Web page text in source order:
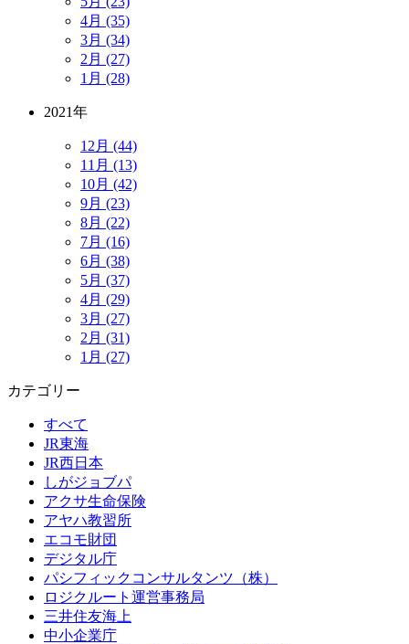
4月 (35)
3月 (34)
2月 (27)
1月 (28)
2021年
12月 (44)
11月 (13)
10月 (42)
9月 (23)
8月 (22)
7月 (16)
6月 (38)
5月 (37)
4月 (29)
3月 (27)
2月 (31)
1月 (27)
カテゴリー
すべて
JR東海
JR西日本
しがジョブパ
アクサ生命保険
アヤハ教習所
エコモ財団
デジタル庁
パシフィックコンサルタンツ（株）
ロジクルート運営事務局
三井住友海上
中小企業庁